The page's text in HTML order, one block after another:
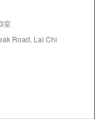
室
Road, Lai Chi